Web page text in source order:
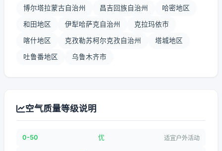
博尔塔拉蒙古自治州 昌吉回族自治州 哈密地区
和田地区 伊犁哈萨克自治州 克拉玛依市
喀什地区 克孜勒苏柯尔克孜自治州 塔城地区
吐鲁番地区 乌鲁木齐市
空气质量等级说明
0-50 优 适宜户外活动